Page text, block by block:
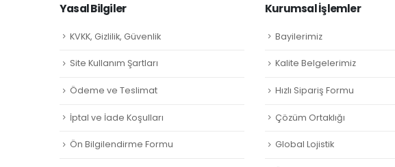
Yasal Bilgiler
KVKK, Gizlilik, Güvenlik
Site Kullanım Şartları
Ödeme ve Teslimat
İptal ve İade Koşulları
Ön Bilgilendirme Formu
Kurumsal İşlemler
Bayilerimiz
Kalite Belgelerimiz
Hızlı Sipariş Formu
Çözüm Ortaklığı
Global Lojistik